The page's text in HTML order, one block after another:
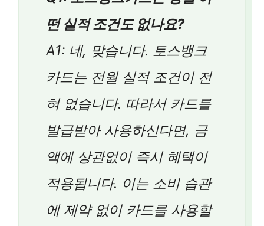
떤 실적 조건도 없나요?
A1: 네, 맞습니다. 토스뱅크
카드는 전월 실적 조건이 전
혀 없습니다. 따라서 카드를
발급받아 사용하신다면, 금
액에 상관없이 즉시 혜택이
적용됩니다. 이는 소비 습관
에 제약 없이 카드를 사용할